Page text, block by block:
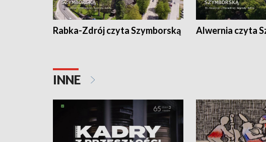
Rabka-Zdrój czyta Szymborską Alwernia czyta
INNE